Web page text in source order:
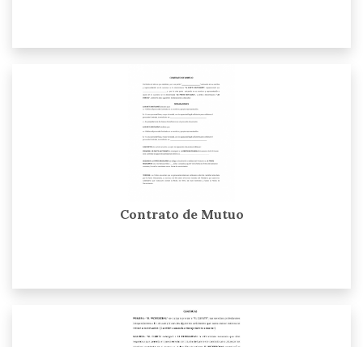
Contrato de Mutuo